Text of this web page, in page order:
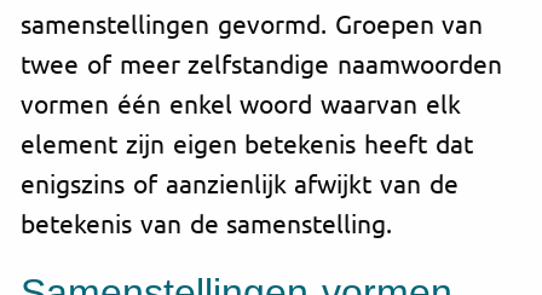
samenstellingen gevormd. Groepen van
twee of meer zelfstandige naamwoorden
vormen één enkel woord waarvan elk
element zijn eigen betekenis heeft dat
enigszins of aanzienlijk afwijkt van de
betekenis van de samenstelling.